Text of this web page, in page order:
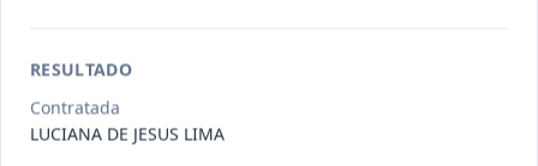
012/2026
de
Serviços
RESULTADO
Contratada
LUCIANA DE JESUS LIMA